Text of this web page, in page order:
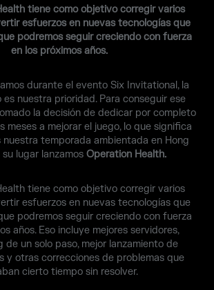
tiene como objetivo corregir varios
esfuerzos en nuevas tecnologías que
podremos seguir creciendo con fuerza
en los próximos años.
durante el evento Six Invitational, la
es nuestra prioridad. Para conseguir ese
la decisión de dedicar por completo
meses a mejorar el juego, lo que significa
nuestra temporada ambientada en Hong
su lugar lanzamos Operation Health.
tiene como objetivo corregir varios
esfuerzos en nuevas tecnologías que
podremos seguir creciendo con fuerza
años. Eso incluye mejores servidores,
de un solo paso, mejor lanzamiento de
y otras correcciones de problemas que
cierto tiempo sin resolver.